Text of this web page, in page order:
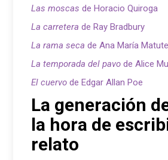
Las moscas de Horacio Quiroga
La carreterade Ray Bradbury
La rama seca de Ana María Matute
La temporada del pavo de Alice
El cuervode Edgar Allan Poe
La generación
la hora de
relato